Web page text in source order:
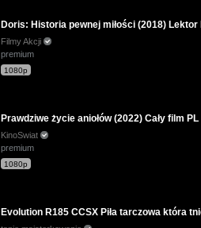
Doris: Historia pewnej miłości (2018) Lektor
Filmy Akcji
premium
1080p
Prawdziwe życie aniołów (2022) Cały film PL
KinoSwiat
premium
1080p
Evolution R185 CCSX Piła tarczowa która